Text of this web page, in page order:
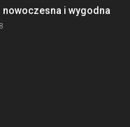
i wygodna